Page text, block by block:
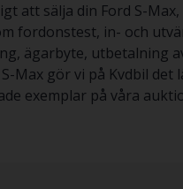
att sälja din Ford S-Max,
fordonstest, in- och
ägarbyte, utbetalning
Max gör vi på Kvdbil
exemplar på våra